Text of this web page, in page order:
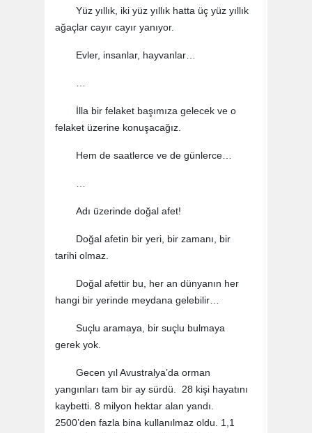
Yüz yıllık, iki yüz yıllık hatta üç yüz yıllık
ağaçlar cayır cayır yanıyor.
Evler, insanlar, hayvanlar…
İlla bir felaket başımıza gelecek ve o
felaket üzerine konuşacağız.
Hem de saatlerce ve de günlerce…
Adı üzerinde doğal afet!
Doğal afetin bir yeri, bir zamanı, bir
tarihi olmaz.
Doğal afettir bu, her an dünyanın her
hangi bir yerinde meydana gelebilir…
Suçlu aramaya, bir suçlu bulmaya
gerek yok.
Gecen yıl Avustralya’da orman
yangınları tam bir ay sürdü. 28 kişi hayatını
kaybetti. 8 milyon hektar alan yandı.
2500’den fazla bina kullanılmaz oldu. 1,1